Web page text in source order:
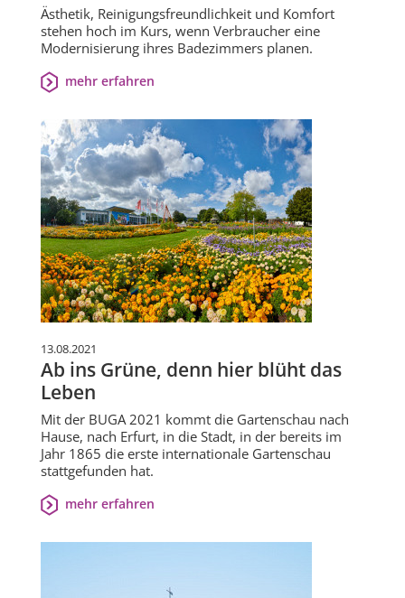
Ästhetik, Reinigungsfreundlichkeit und Komfort
stehen hoch im Kurs, wenn Verbraucher eine
Modernisierung ihres Badezimmers planen.
mehr erfahren
13.08.2021
Ab ins Grüne, denn hier blüht das
Leben
Mit der BUGA 2021 kommt die Gartenschau nach
Hause, nach Erfurt, in die Stadt, in der bereits im
Jahr 1865 die erste internationale Gartenschau
stattgefunden hat.
mehr erfahren